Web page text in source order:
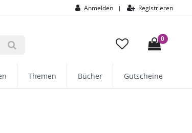
Anmelden | Registrieren
0
Themen Bücher Gutscheine